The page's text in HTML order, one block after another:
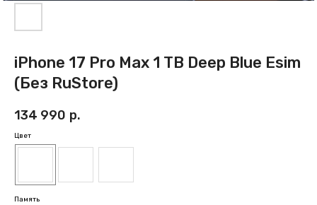
iPhone 17 Pro Max 1 TB Deep Blue Esim
(Без RuStore)
134 990 р.
Цвет
Память